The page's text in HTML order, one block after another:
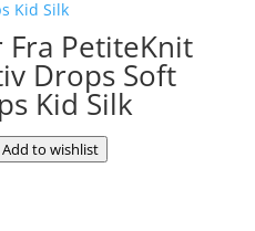
kr..
Fra PetiteKnit
Drops Soft
Kid Silk
Add to wishlist